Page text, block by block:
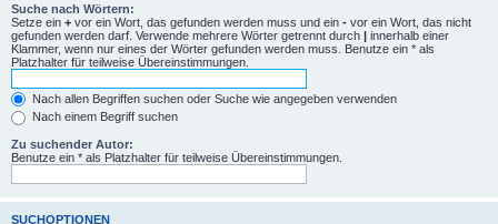
Suche nach Wörtern:
Setze ein + vor ein Wort, das gefunden werden muss und ein - vor ein Wort, das nicht
gefunden werden darf. Verwende mehrere Wörter getrennt durch | innerhalb einer
Klammer, wenn nur eines der Wörter gefunden werden muss. Benutze ein * als
Platzhalter für teilweise Übereinstimmungen.
Nach allen Begriffen suchen oder Suche wie angegeben verwenden
Nach einem Begriff suchen
Zu suchender Autor:
Benutze ein * als Platzhalter für teilweise Übereinstimmungen.
SUCHOPTIONEN